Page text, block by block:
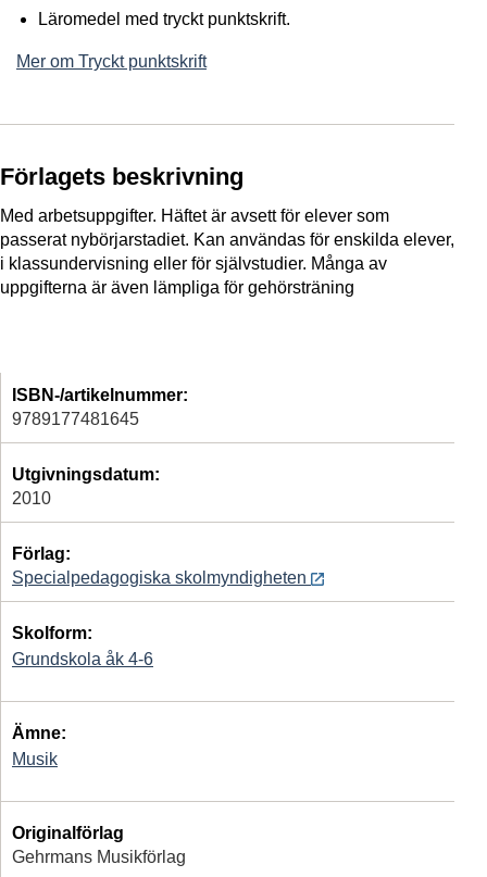
Läromedel med tryckt punktskrift.
Mer om Tryckt punktskrift
Förlagets beskrivning
Med arbetsuppgifter. Häftet är avsett för elever som
passerat nybörjarstadiet. Kan användas för enskilda elever,
i klassundervisning eller för självstudier. Många av
uppgifterna är även lämpliga för gehörsträning
ISBN-/artikelnummer:
9789177481645
Utgivningsdatum:
2010
Förlag:
Specialpedagogiska skolmyndigheten
Skolform:
Grundskola åk 4-6
Ämne:
Musik
Originalförlag
Gehrmans Musikförlag